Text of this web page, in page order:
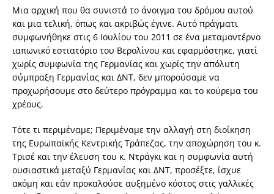
Μια αρχική που θα συνιστά το άνοιγμα του δρόμου αυτού
και μια τελική, όπως και ακριβώς έγινε. Αυτό πράγματι
συμφωνήθηκε στις 6 Ιουλίου του 2011 σε ένα μεταμοντέρνο
ιαπωνικό εστιατόριο του Βερολίνου και εφαρμόστηκε, γιατί
χωρίς συμφωνία της Γερμανίας και χωρίς την απόλυτη
σύμπραξη Γερμανίας και ΔΝΤ, δεν μπορούσαμε να
προχωρήσουμε στο δεύτερο πρόγραμμα και το κούρεμα του
χρέους.
Τότε τι περιμέναμε; Περιμέναμε την αλλαγή στη διοίκηση
της Ευρωπαϊκής Κεντρικής Τράπεζας, την αποχώρηση του κ.
Τρισέ και την έλευση του κ. Ντράγκι και η συμφωνία αυτή
ουσιαστικά μεταξύ Γερμανίας και ΔΝΤ, προσέξτε, ίσχυε
ακόμη και εάν προκαλούσε αυξημένο κόστος στις γαλλικές